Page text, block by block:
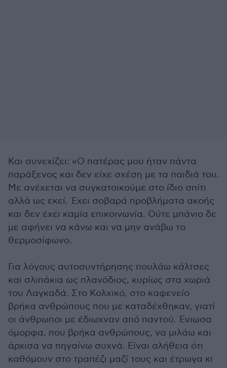
Και συνεχίζει: «Ο πατέρας μου ήταν πάντα
παράξενος και δεν είχε σχέση με τα παιδιά του.
Με ανέχεται να συγκατοικούμε στο ίδιο σπίτι
αλλά ως εκεί. Έχει σοβαρά προβλήματα ακοής
και δεν έχει καμία επικοινωνία. Ούτε μπάνιο δε
με αφήνει να κάνω και να μην ανάβω το
θερμοσίφωνο.
Για λόγους αυτοσυντήρησης πουλάω κάλτσες
και σλιπάκια ως πλανόδιος, κυρίως στα χωριά
του Λαγκαδά. Στο Κολχικό, στο καφενείο
βρήκα ανθρώπους που με καταδέχθηκαν, γιατί
οι άνθρωποι με έδιωχναν από παντού. Ένιωσα
όμορφα, που βρήκα ανθρώπους, να μιλάω και
άρχισα να πηγαίνω συχνά. Είναι αλήθεια ότι
καθόμουν στο τραπέζι μαζί τους και έτρωγα κι